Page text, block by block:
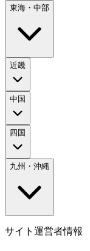
東海・中部
近畿
中国
四国
九州・沖縄
サイト運営者情報